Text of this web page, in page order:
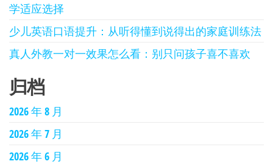
学适应选择
少儿英语口语提升：从听得懂到说得出的家庭训练法
真人外教一对一效果怎么看：别只问孩子喜不喜欢
归档
2026 年 8 月
2026 年 7 月
2026 年 6 月